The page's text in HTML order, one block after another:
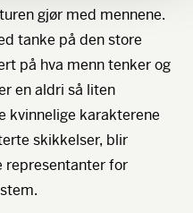
gjør med mennene.
tanke på den store
på hva menn tenker og
en aldri så liten
kvinnelige karakterene
skikkelser, blir
representanter for